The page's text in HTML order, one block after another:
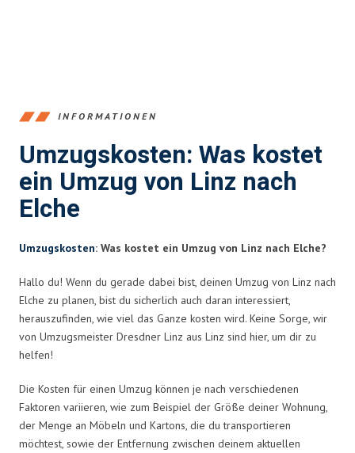
INFORMATIONEN
Umzugskosten: Was kostet
ein Umzug von Linz nach
Elche
Umzugskosten: Was kostet ein Umzug von Linz nach Elche?
Hallo du! Wenn du gerade dabei bist, deinen Umzug von Linz nach
Elche zu planen, bist du sicherlich auch daran interessiert,
herauszufinden, wie viel das Ganze kosten wird. Keine Sorge, wir
von Umzugsmeister Dresdner Linz aus Linz sind hier, um dir zu
helfen!
Die Kosten für einen Umzug können je nach verschiedenen
Faktoren variieren, wie zum Beispiel der Größe deiner Wohnung,
der Menge an Möbeln und Kartons, die du transportieren
möchtest, sowie der Entfernung zwischen deinem aktuellen